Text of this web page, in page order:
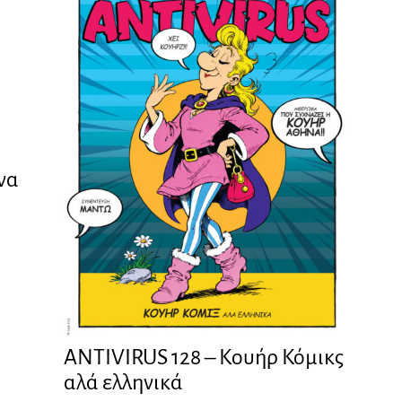
ANTIVIRUS 128 – Kουήρ Κόμικς
αλά ελληνικά